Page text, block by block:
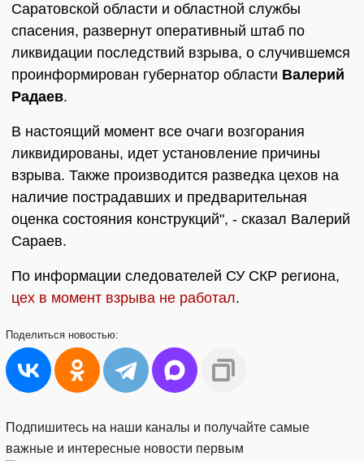
Саратовской области и областной службы
спасения, развернут оперативный штаб по
ликвидации последствий взрыва, о случившемся
проинформирован губернатор области Валерий
Радаев.
В настоящий момент все очаги возгорания
ликвидированы, идет установление причины
взрыва. Также производится разведка цехов на
наличие пострадавших и предварительная
оценка состояния конструкций", - сказал Валерий
Сараев.
По информации следователей СУ СКР региона,
цех в момент взрыва не работал.
Поделиться новостью:
Подпишитесь на наши каналы и получайте самые
важные и интересные новости первым